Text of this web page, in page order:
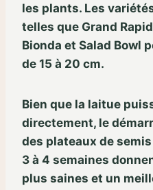
les plants. Les
telles que Grand
Bionda et Salad Bowl
de 15 à 20 cm.
Bien que la laitue
directement, le
des plateaux de
3 à 4 semaines
plus saines et un